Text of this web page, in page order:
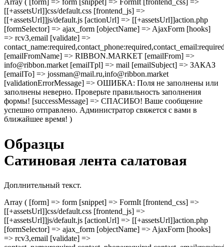
[[+assetsUrl]]css/default.css [frontend_js] =>
[[+assetsUrl]]js/default.js [actionUrl] => [[+assetsUrl]]action.php
[formSelector] => ajax_form [objectName] => AjaxForm [hooks]
=> rcv3,email [validate] =>
[emailFromName] => RIBBON.MARKET [emailFrom] =>
info@ribbon.market [emailTpl] => mail [emailSubject] => ЗАКАЗ
[emailTo] => jossman@mail.ru,info@ribbon.market
[validationErrorMessage] => ОШИБКА: Поля не заполнены или
заполнены неверно. Проверьте правильность заполнения
формы! [successMessage] => СПАСИБО! Ваше сообщение
успешно отправлено. Администратор свяжется с вами в
ближайшее время! )
Образцы
Сатиновая лента салатовая
Доплнительный текст.
Array ( [form] => form [snippet] => FormIt [frontend_css] =>
[[+assetsUrl]]css/default.css [frontend_js] =>
[[+assetsUrl]]js/default.js [actionUrl] => [[+assetsUrl]]action.php
[formSelector] => ajax_form [objectName] => AjaxForm [hooks]
=> rcv3,email [validate] =>